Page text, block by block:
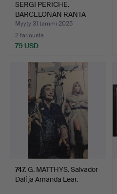
SERGI PERICHE.
BARCELONAN RANTA
KUUTAMOSSA…
Myyty 31 tammi 2025
2 tarjousta
79 USD
747. G. MATTHYS. Salvador
Dalí ja Amanda Lear.